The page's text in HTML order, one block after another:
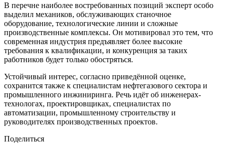
В перечне наиболее востребованных позиций эксперт особо
выделил механиков, обслуживающих станочное
оборудование, технологические линии и сложные
производственные комплексы. Он мотивировал это тем, что
современная индустрия предъявляет более высокие
требования к квалификации, и конкуренция за таких
работников будет только обостряться.
Устойчивый интерес, согласно приведённой оценке,
сохранится также к специалистам нефтегазового сектора и
промышленного инжиниринга. Речь идёт об инженерах-
технологах, проектировщиках, специалистах по
автоматизации, промышленному строительству и
руководителях производственных проектов.
Поделиться